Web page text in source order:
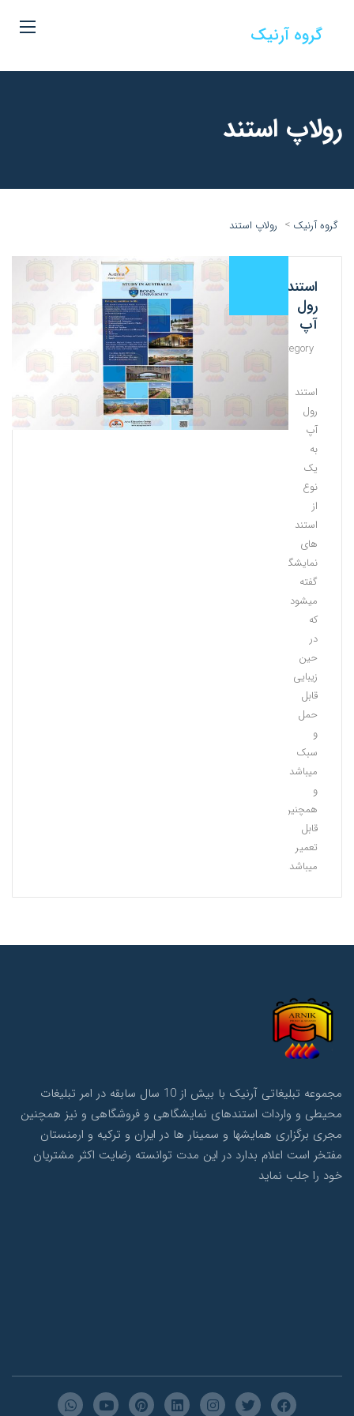
گروه آرنیک
رولاپ استند
گروه آرنیک > رولاپ استند
استند
رول
آپ
Category:
صفحه
استند
رول
آپ
به
یک
نوع
از
استند
های
نمایشگاهی
گفته
میشود
که
در
حین
زیبایی
قابل
حمل
و
سبک
میباشد
و
همچنین
قابل
تعمیر
میباشد.
مجموعه تبلیغاتی آرنیک با بیش از 10 سال سابقه در امر تبلیغات
محیطی و واردات استندهای نمایشگاهی و فروشگاهی و نیز همچنین
مجری برگزاری همایشها و سمینار ها در ایران و ترکیه و ارمنستان
مفتخر است اعلام بدارد در این مدت توانسته رضایت اکثر مشتریان
خود را جلب نماید